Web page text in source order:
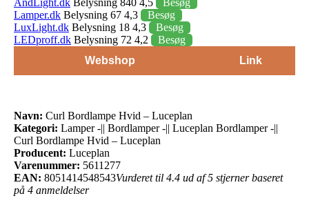
Lamper.dk Belysning 67 4,3
Besøg
LuxLight.dk Belysning 18 4,3
Besøg
LEDproff.dk Belysning 72 4,2
Besøg
Webshop
Link
Navn: Curl Bordlampe Hvid – Luceplan
Kategori: Lamper -|| Bordlamper -|| Luceplan Bordlamper -||
Curl Bordlampe Hvid – Luceplan
Producent: Luceplan
Varenummer: 5611277
EAN: 8051414548543Vurderet til 4.4 ud af 5 stjerner baseret
på 4 anmeldelser